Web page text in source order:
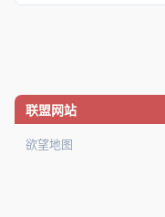
联盟网站
欲望地图